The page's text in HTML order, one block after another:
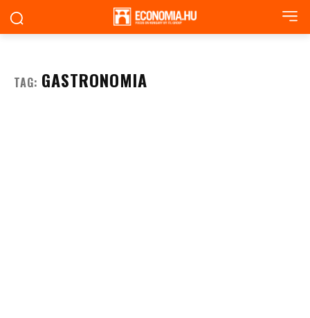
TAG: GASTRONOMIA